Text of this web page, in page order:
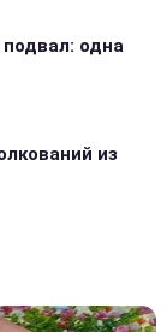
одна
из